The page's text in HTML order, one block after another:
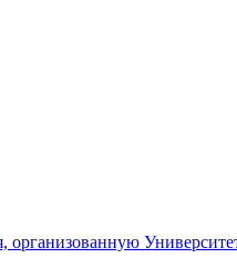
организованную